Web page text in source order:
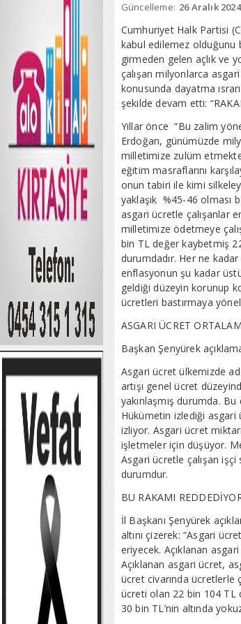
Güncelleme: 26 Aralık
Cumhuriyet Halk Partisi
kabul edilemez olduğunu
girmeden gelen açlık ve
çalışan milyonlarca
konusunda dayatma
şekilde devam etti:
Yıllar önce “Bu zalim
Erdoğan, günümüzde
milletimize zulüm
eğitim masraflarını
onun tabiri ile kimi
yaklaşık %45-46 olması
asgari ücretle çalışanlar
milletimize ödetmeye
bin TL değer kaybetmiş
durumdadır. Her ne
enflasyonun şu kadar
geldiği düzeyin korunup
ücretleri bastırmaya
ASGARI ÜCRET
Başkan Şenyürek
Asgari ücret ülkemizde
artışı genel ücret
yakınlaşmış durumda.
Hükümetin izlediği
izliyor. Asgari ücret
işletmeler için düşüyor.
Asgari ücretle çalışan işçi
durumdur.
BU RAKAMI
İl Başkanı Şenyürek
altını çizerek: “Asgari
eriyecek. Açıklanan
Açıklanan asgari ücret,
ücret civarında ücretlerle
ücreti olan 22 bin 104 TL
30 bin TL’nin altında